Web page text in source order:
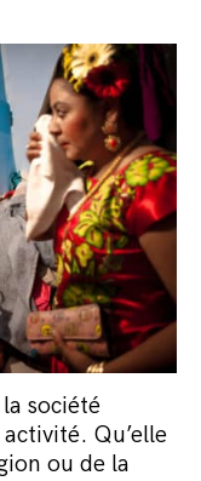
société
Qu’elle
ou de la